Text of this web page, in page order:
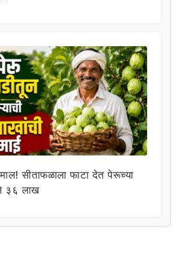
सीताफळाला फाटा देत पेरूच्या
३६ लाख